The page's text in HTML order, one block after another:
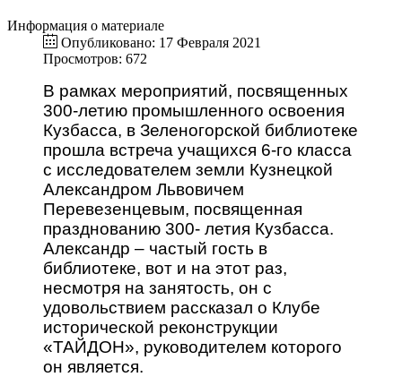
Информация о материале
Опубликовано: 17 Февраля 2021
Просмотров: 672
В рамках мероприятий, посвященных
300-летию промышленного освоения
Кузбасса, в Зеленогорской библиотеке
прошла встреча учащихся 6-го класса
с исследователем земли Кузнецкой
Александром Львовичем
Перевезенцевым, посвященная
празднованию 300- летия Кузбасса.
Александр – частый гость в
библиотеке, вот и на этот раз,
несмотря на занятость, он с
удовольствием рассказал о Клубе
исторической реконструкции
«ТАЙДОН», руководителем которого
он является.